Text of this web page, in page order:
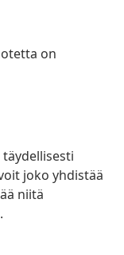
on
joko yhdistää
niitä